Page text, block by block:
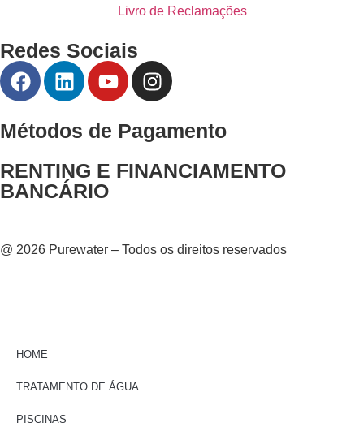
Livro de Reclamações
Redes Sociais
Métodos de Pagamento
RENTING E FINANCIAMENTO
BANCÁRIO
@ 2026 Purewater – Todos os direitos reservados
HOME
TRATAMENTO DE ÁGUA
PISCINAS